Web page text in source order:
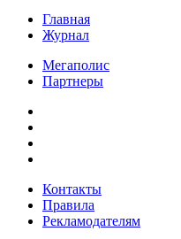
Главная
Журнал
Мегаполис
Партнеры
Контакты
Правила
Рекламодателям